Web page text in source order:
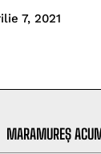
7, 2021
MARAMUREȘ